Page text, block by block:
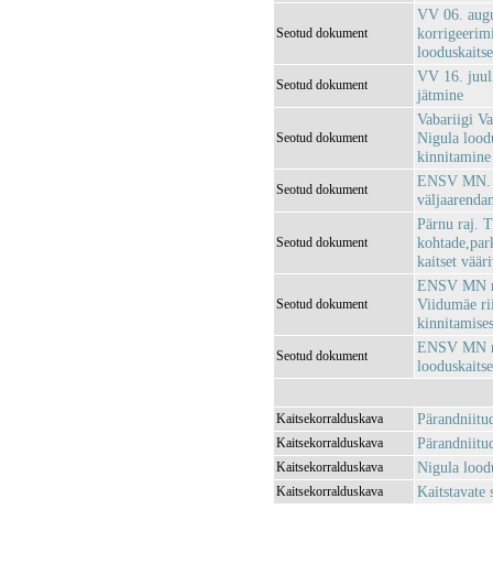
Seotud dokument
VV 06.
Seotud dokument
VV 16.
jätmine
Seotud dokument
Vabariigi
Nigula
kinnitamine
Seotud dokument
ENSV MN.
Seotud dokument
Pärnu raj.
kaitset
Seotud dokument
ENSV MN
Viidumäe
Seotud dokument
ENSV MN
Kaitsekorralduskava
Kaitsekorralduskava
Kaitsekorralduskava Nigula
Kaitsekorralduskava Kaitstavate